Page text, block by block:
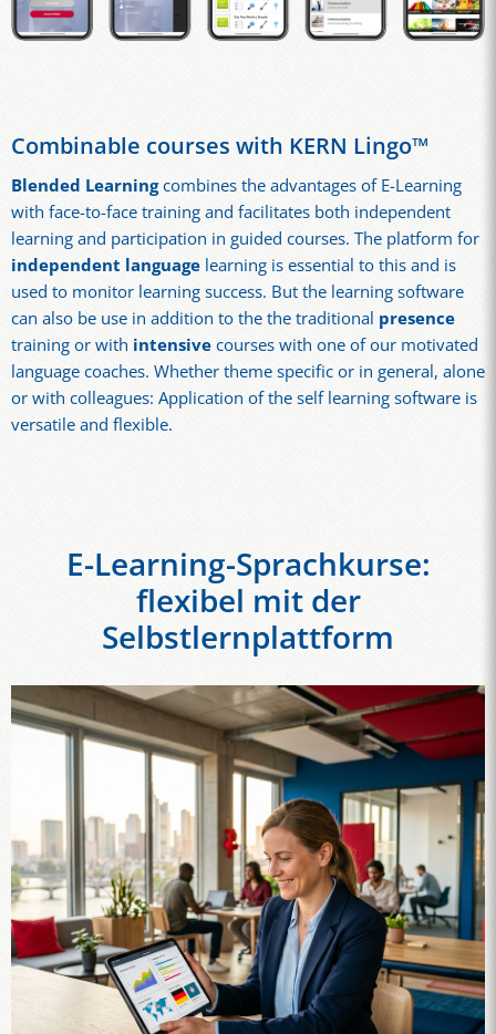
Combinable courses with KERN Lingo™
Blended Learningcombines the advantages of E-Learning
with face-to-face training and facilitates both independent
learning and participation in guided courses. The platform for
independent language learning is essential to this and is
used to monitor learning success. But the learning software
can also be use in addition to the the traditional presence
training or with intensivecourses with one of our motivated
language coaches. Whether theme specific or in general, alone
or with colleagues: Application of the self learning software is
versatile and flexible.
E-Learning-Sprachkurse:
flexibel mit der
Selbstlernplattform